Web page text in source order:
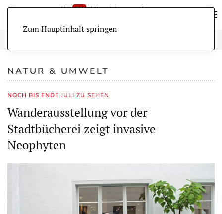
Zum Hauptinhalt springen
NATUR & UMWELT
NOCH BIS ENDE JULI ZU SEHEN
Wanderausstellung vor der
Stadtbücherei zeigt invasive
Neophyten